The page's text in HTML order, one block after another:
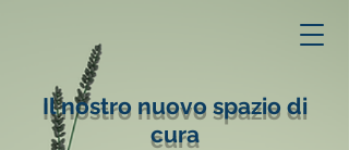
Il nostro nuovo spazio di
cura